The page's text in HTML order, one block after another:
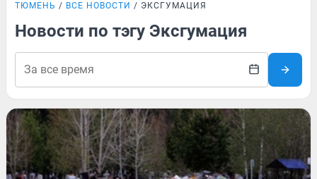
ТЮМЕНЬ ВСЕ НОВОСТИ ЭКСГУМАЦИЯ
Новости по тэгу Эксгумация